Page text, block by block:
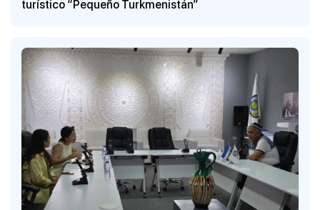
turístico “Pequeño Turkmenistán”